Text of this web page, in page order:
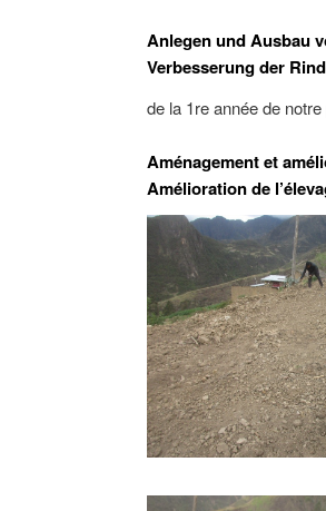
Anlegen und Ausbau
Verbesserung der
de la 1re année de
Aménagement et
Amélioration de